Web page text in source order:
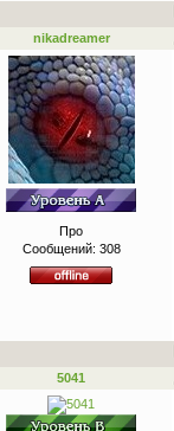
nikadreamer
Про
Сообщений: 308
5041